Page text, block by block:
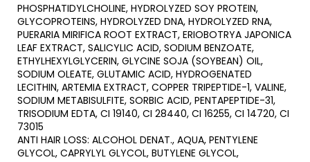
PHOSPHATIDYLCHOLINE, HYDROLYZED SOY PROTEIN,
GLYCOPROTEINS, HYDROLYZED DNA, HYDROLYZED RNA,
PUERARIA MIRIFICA ROOT EXTRACT, ERIOBOTRYA JAPONICA
LEAF EXTRACT, SALICYLIC ACID, SODIUM BENZOATE,
ETHYLHEXYLGLYCERIN, GLYCINE SOJA (SOYBEAN) OIL,
SODIUM OLEATE, GLUTAMIC ACID, HYDROGENATED
LECITHIN, ARTEMIA EXTRACT, COPPER TRIPEPTIDE-1, VALINE,
SODIUM METABISULFITE, SORBIC ACID, PENTAPEPTIDE-31,
TRISODIUM EDTA, CI 19140, CI 28440, CI 16255, CI 14720, CI
73015
ANTI HAIR LOSS: ALCOHOL DENAT., AQUA, PENTYLENE
GLYCOL, CAPRYLYL GLYCOL, BUTYLENE GLYCOL,